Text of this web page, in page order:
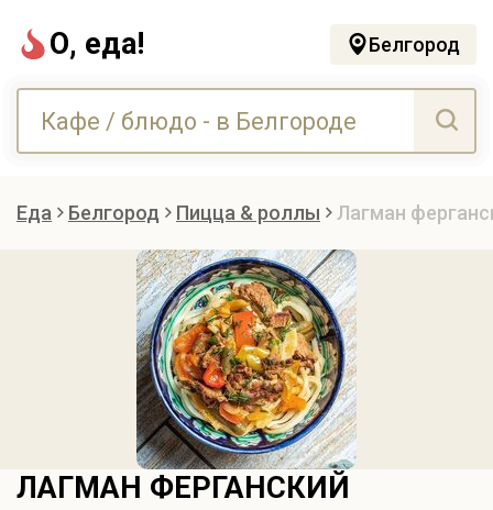
О, еда! Белгород
Еда Белгород Пицца & роллы Лагман
ЛАГМАН ФЕРГАНСКИЙ